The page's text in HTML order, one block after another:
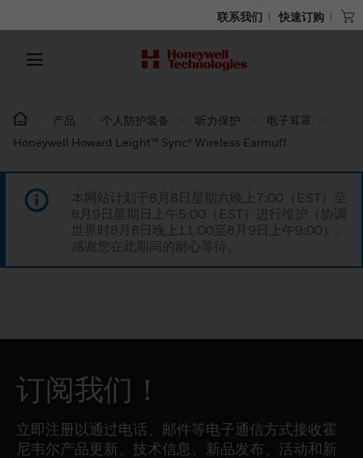
联系我们 快速订购
产品 个人防护装备 听力保护
电子耳罩
Honeywell Howard Leight™ Sync® Wireless Earmuff
本网站计划于8月8日星期六晚上7:00（EST）至
8月9日星期日上午5:00（EST）进行维护（协调
世界时8月8日晚上11:00至8月9日上午9:00）。
感谢您在此期间的耐心等待。
订阅我们！
立即注册以通过电话、邮件等电子通信方式接收霍
尼韦尔产品更新、技术信息、新品发布、活动和新